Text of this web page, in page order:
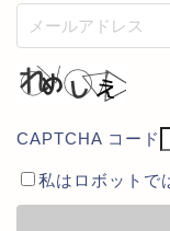
CAPTCHA コード
私はロボットで